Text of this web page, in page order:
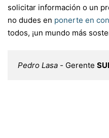
solicitar información o un
no dudes en ponerte en
todos, ¡un mundo más
Pedro Lasa - Gerente